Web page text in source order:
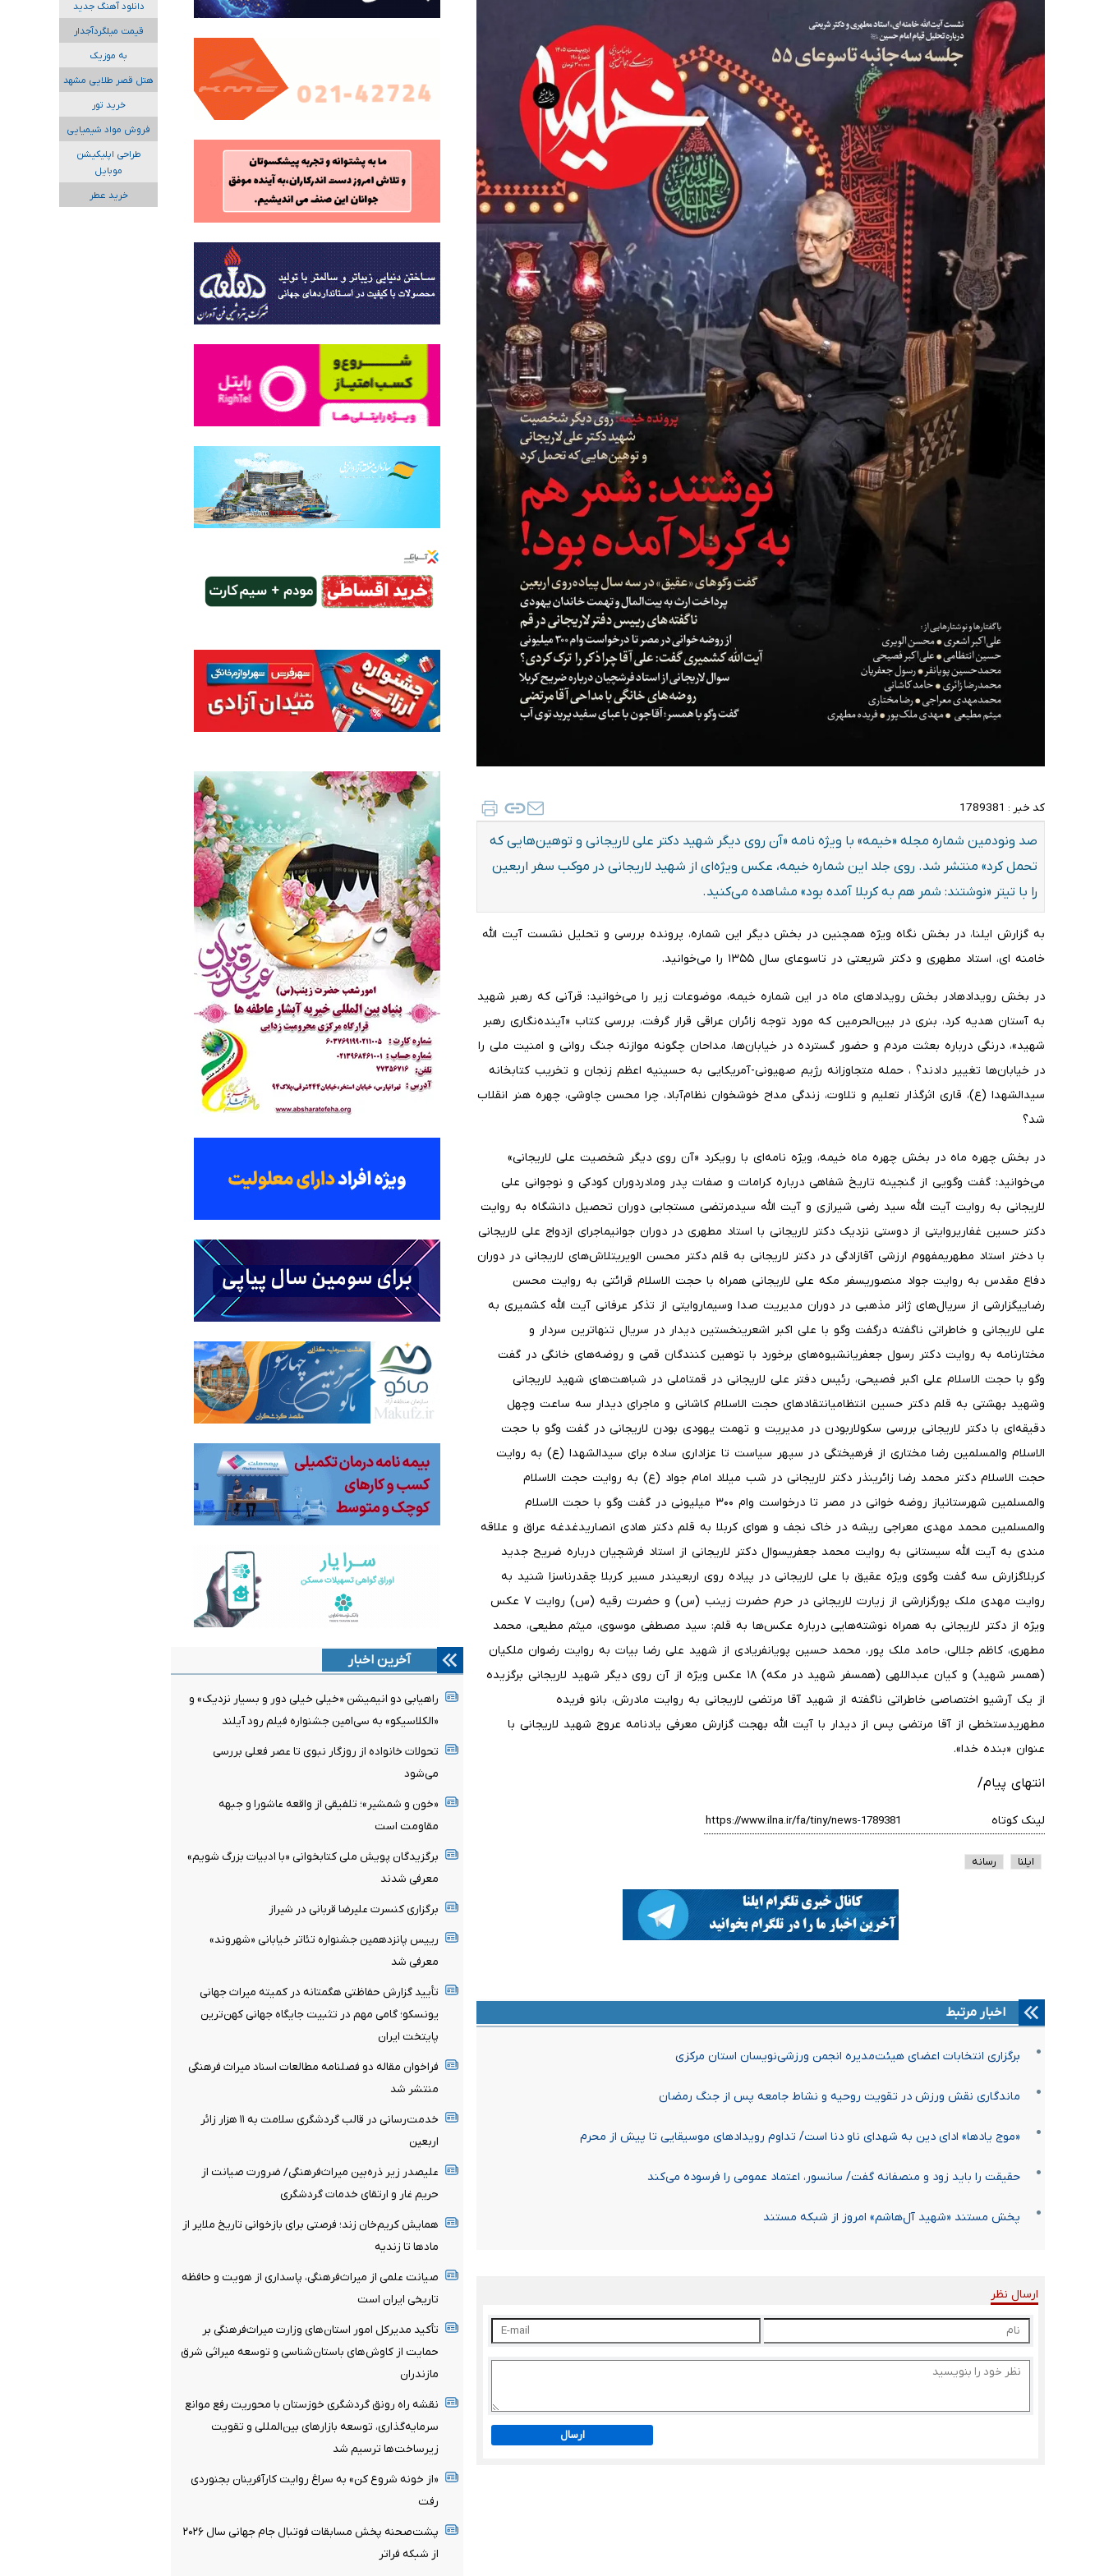
کد خبر : 1789381
صد ونودمین شماره مجله «خیمه» با ویژه نامه «آن روی دیگر شهید دکتر علی لاریجانی و توهین‌هایی که
تحمل کرد» منتشر شد. روی جلد این شماره خیمه، عکس ویژه‌ای از شهید لاریجانی در موکب سفر اربعین
را با تیتر «نوشتند: شمر هم به کربلا آمده بود» مشاهده می‌کنید.
به گزارش ایلنا، در بخش نگاه ویژه همچنین در بخش دیگر این شماره، پرونده بررسی و تحلیل نشست آیت الله
خامنه ای، استاد مطهری و دکتر شریعتی در تاسوعای سال ۱۳۵۵ را می‌خوانید.
در بخش رویدادهادر بخش رویدادهای ماه در این شماره خیمه، موضوعات زیر را می‌خوانید: قرآنی که رهبر شهید
به آستان هدیه کرد، بنری در بین‌الحرمین که مورد توجه زائران عراقی قرار گرفت، بررسی کتاب «آینده‌نگاری رهبر
شهید»، درنگی درباره بعثت مردم و حضور گسترده در خیابان‌ها، مداحان چگونه موازنه جنگ روانی و امنیت ملی را
در خیابان‌ها تغییر دادند؟ ، حمله متجاوزانه رژیم صهیونی-آمریکایی به حسینیه اعظم زنجان و تخریب کتابخانه
سیدالشهدا (ع)، قاری اثرگذار تعلیم و تلاوت، زندگی مداح خوشخوان نظام‌آباد، چرا محسن چاوشی، چهره هنر انقلاب
شد؟
در بخش چهره ماه در بخش چهره ماه خیمه، ویژه نامه‌ای با رویکرد «آن روی دیگر شخصیت علی لاریجانی»
می‌خوانید: گفت وگویی از گنجینه تاریخ شفاهی درباره کرامات و صفات پدر ومادردوران کودکی و نوجوانی علی
لاریجانی به روایت آیت الله سید رضی شیرازی و آیت الله سیدمرتضی مستجابی دوران تحصیل دانشگاه به روایت
دکتر حسین غفاریروایتی از دوستی نزدیک دکتر لاریجانی با استاد مطهری در دوران جوانیماجرای ازدواج علی لاریجانی
با دختر استاد مطهریمفهوم ارزشی آقازادگی در دکتر لاریجانی به قلم دکتر محسن الویریتلاش‌های لاریجانی در دوران
دفاع مقدس به روایت جواد منصوریسفر مکه علی لاریجانی همراه با حجت الاسلام قرائتی به روایت محسن
رضاییگزارشی از سریال‌های ژانر مذهبی در دوران مدیریت صدا وسیماروایتی از تذکر عرفانی آیت الله کشمیری به
علی لاریجانی و خاطراتی ناگفته درگفت وگو با علی اکبر اشعرینخستین دیدار در سریال تنهاترین سردار و
مختارنامه به روایت دکتر رسول جعفریانشیوه‌های برخورد با توهین کنندگان قمی و روضه‌های خانگی در گفت
وگو با حجت الاسلام علی اکبر فصیحی، رئیس دفتر علی لاریجانی در قمتاملی در شباهت‌های شهید لاریجانی
وشهید بهشتی به قلم دکتر حسین انتظامیانتقادهای حجت الاسلام کاشانی و ماجرای دیدار سه ساعت وچهل
دقیقه‌ای با دکتر لاریجانی بررسی سکولاربودن در مدیریت و تهمت یهودی بودن لاریجانی در گفت وگو با حجت
الاسلام والمسلمین رضا مختاری از فرهیختگی در سپهر سیاست تا عزاداری ساده برای سیدالشهدا (ع) به روایت
حجت الاسلام دکتر محمد رضا زائرینذر دکتر لاریجانی در شب میلاد امام جواد (ع) به روایت حجت الاسلام
والمسلمین شهرستانیاز روضه خوانی در مصر تا درخواست وام ۳۰۰ میلیونی در گفت وگو با حجت الاسلام
والمسلمین محمد مهدی معراجی ریشه در خاک نجف و هوای کربلا به قلم دکتر هادی انصاریدغدغه عراق و علاقه
مندی به آیت الله سیستانی به روایت محمد جعفریسوال دکتر لاریجانی از استاد فرشچیان درباره ضریح جدید
کربلاگزارش سه گفت وگوی ویژه عقیق با علی لاریجانی در پیاده روی اربعیندر مسیر کربلا چقدرناسزا شنید به
روایت مهدی ملک پورگزارشی از زیارت لاریجانی در حرم حضرت زینب (س) و حضرت رقیه (س) روایت ۷ عکس
ویژه از دکتر لاریجانی به همراه نوشته‌هایی درباره عکس‌ها به قلم: سید مصطفی موسوی، میثم مطیعی، محمد
مطهری، کاظم جلالی، حامد ملک پور، محمد حسین پویانفریادی از شهید علی رضا بیات به روایت رضوان ملکیان
(همسر شهید) و کیان عبداللهی (همسفر شهید در مکه) ۱۸ عکس ویژه از آن روی دیگر شهید لاریجانی برگزیده
از یک آرشیو اختصاصی خاطراتی ناگفته از شهید آقا مرتضی لاریجانی به روایت مادرش، بانو فریده
مطهریدستخطی از آقا مرتضی پس از دیدار با آیت الله بهجت گزارش معرفی یادنامه عروج شهید لاریجانی با
عنوان «بنده خدا».
انتهای پیام/
لینک کوتاه
ایلنا رسانه
اخبار مرتبط
برگزاری انتخابات اعضای هیئت‌مدیره انجمن ورزشی‌نویسان استان مرکزی
ماندگاری نقش ورزش در تقویت روحیه و نشاط جامعه پس از جنگ رمضان
«موج یادها» ادای دین به شهدای ناو دنا است/ تداوم رویدادهای موسیقایی تا پیش از محرم
حقیقت را باید زود و منصفانه گفت/ سانسور، اعتماد عمومی را فرسوده می‌کند
پخش مستند «شهید آل‌هاشم» امروز از شبکه مستند
ارسال نظر
ارسال
آخرین اخبار
راهیابی دو انیمیشن «خیلی خیلی دور و بسیار نزدیک» و
«الکلاسیکو» به سی‌امین جشنواره فیلم رود آیلند
تحولات خانواده از روزگار نبوی تا عصر فعلی بررسی
می‌شود
«خون و شمشیر»؛ تلفیقی از واقعه عاشورا و جبهه
مقاومت است
برگزیدگان پویش ملی کتابخوانی «با ادبیات بزرگ شویم»
معرفی شدند
برگزاری کنسرت علیرضا قربانی در شیراز
رییس پانزدهمین جشنواره تئاتر خیابانی «شهروند»
معرفی شد
تأیید گزارش حفاظتی هگمتانه در کمیته میراث جهانی
یونسکو؛ گامی مهم در تثبیت جایگاه جهانی کهن‌ترین
پایتخت ایران
فراخوان مقاله دو فصلنامه مطالعات اسناد میراث فرهنگی
منتشر شد
خدمت‌رسانی در قالب گردشگری سلامت به ۱۱ هزار زائر
اربعین
علیصدر زیر ذره‌بین میراث‌فرهنگی/ ضرورت صیانت از
حریم غار و ارتقای خدمات گردشگری
همایش کریم‌خان زند؛ فرصتی برای بازخوانی تاریخ ملایر از
مادها تا زندیه
صیانت علمی از میراث‌فرهنگی، پاسداری از هویت و حافظه
تاریخی ایران است
تأکید مدیرکل امور استان‌های وزارت میراث‌فرهنگی بر
حمایت از کاوش‌های باستان‌شناسی و توسعه میراثی شرق
مازندران
نقشه راه رونق گردشگری خوزستان با محوریت رفع موانع
سرمایه‌گذاری، توسعه بازارهای بین‌المللی و تقویت
زیرساخت‌ها ترسیم شد
«از خونه شروع کن» به سراغ روایت کارآفرینان بجنوردی
رفت
پشت‌صحنه پخش مسابقات فوتبال جام جهانی سال ۲۰۲۶
از شبکه فراتر
دانلود آهنگ جدید
قیمت میلگردآجدار
به موزیک
هتل قصر طلایی مشهد
خرید تور
فروش مواد شیمیایی
طراحی اپلیکیشن
موبایل
خرید عطر